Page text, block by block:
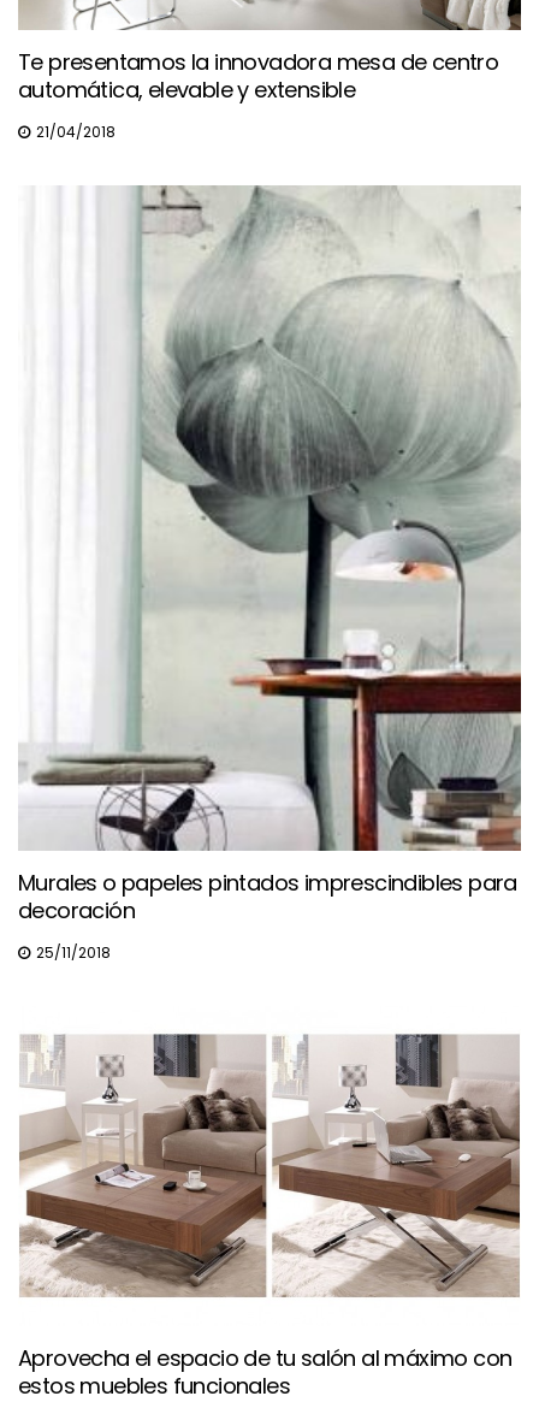
Te presentamos la innovadora mesa de centro
automática, elevable y extensible
21/04/2018
Murales o papeles pintados imprescindibles para
decoración
25/11/2018
Aprovecha el espacio de tu salón al máximo con
estos muebles funcionales